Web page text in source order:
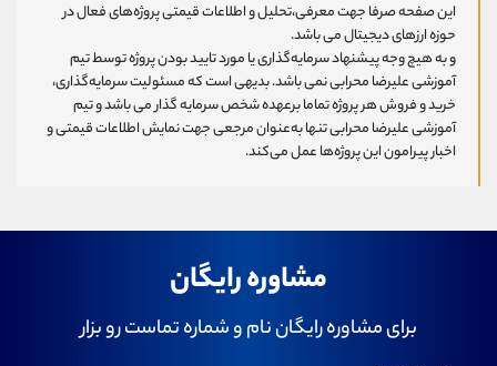
این صفحه صرفا جهت معرفی،تحلیل و اطلاعات قیمتی پروژه‌های فعال در
حوزه ارزهای دیجیتال می باشد.
و به هیچ وجه پیشنهاد سرمایه‌گذاری یا مورد تایید بودن پروژه توسط تیم
آموزشی علیرضا محرابی نمی باشد. بدیهی است که مسئولیت سرمایه‌گذاری،
خرید و فروش هر پروژه تماما برعهده شخص سرمایه گذار می باشد و تیم
آموزشی علیرضا محرابی تنها به‌عنوان مرجعی جهت نمایش اطلاعات قیمتی و
اخبار پیرامون این پروژه‌‌ها عمل می‌کند.
مشاوره رایگان
برای مشاوره رایگان نام و شماره تماست رو بزار